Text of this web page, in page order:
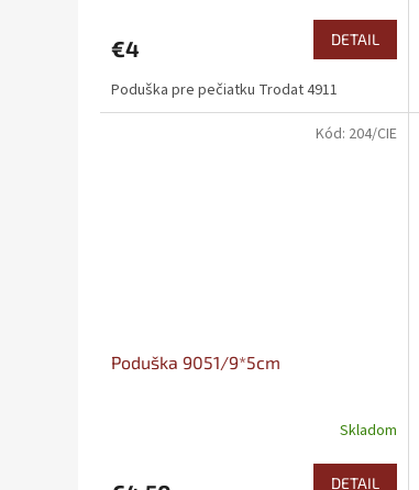
€4 DETAIL
Poduška pre pečiatku Trodat 4911
Poduška 9051/9*5cm
Skladom
DETAIL
Kód: 204/CIE